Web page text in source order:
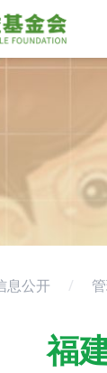
息公开 /
福